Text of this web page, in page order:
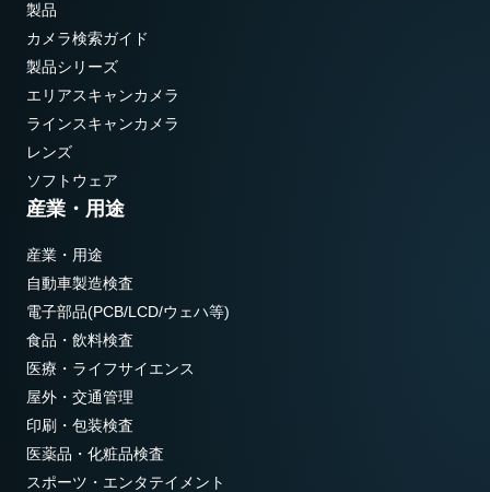
製品
カメラ検索ガイド
製品シリーズ
エリアスキャンカメラ
ラインスキャンカメラ
レンズ
ソフトウェア
産業・用途
産業・用途
自動車製造検査
電子部品(PCB/LCD/ウェハ等)
食品・飲料検査
医療・ライフサイエンス
屋外・交通管理
印刷・包装検査
医薬品・化粧品検査
スポーツ・エンタテイメント